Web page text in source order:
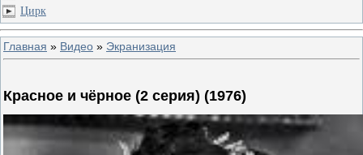
Цирк
Главная » Видео » Экранизация
Красное и чёрное (2 серия) (1976)